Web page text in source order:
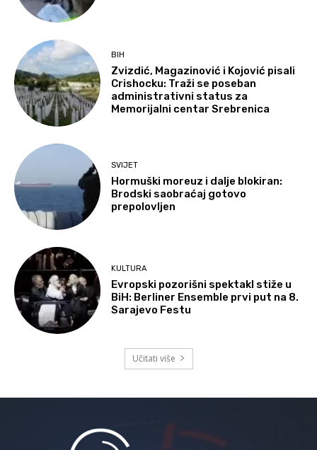
BIH
Zvizdić, Magazinović i Kojović pisali
Crishocku: Traži se poseban
administrativni status za
Memorijalni centar Srebrenica
SVIJET
Hormuški moreuz i dalje blokiran:
Brodski saobraćaj gotovo
prepolovljen
KULTURA
Evropski pozorišni spektakl stiže u
BiH: Berliner Ensemble prvi put na 8.
Sarajevo Festu
Učitati više